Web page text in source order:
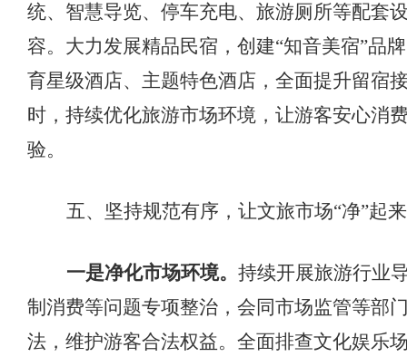
统、智慧导览、停车充电、旅游厕所等配套
容。大力发展精品民宿，创建“知音美宿”品
育星级酒店、主题特色酒店，全面提升留宿
时，持续优化旅游市场环境，让游客安心消
验。
五、坚持规范有序，让文旅市场“净”起来
一是净化市场环境。 持续开展旅游行业
制消费等问题专项整治，会同市场监管等部
法，维护游客合法权益。全面排查文化娱乐